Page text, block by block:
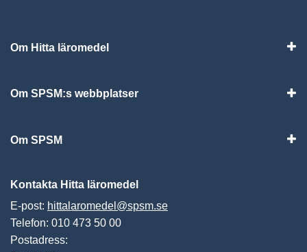
Om Hitta läromedel
Om SPSM:s webbplatser
Om SPSM
Kontakta Hitta läromedel
E-post: hittalaromedel@spsm.se
Telefon: 010 473 50 00
Postadress: